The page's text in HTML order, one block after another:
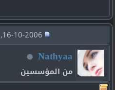
Nathyaa
من المؤسسين